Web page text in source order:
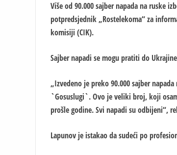
Više od 90.000 sajber napada na ruske
potpredsjednik „Rostelekoma“ za
komisiji (CIK).
Sajber napadi se mogu pratiti do
„Izvedeno je preko 90.000 sajber
`Gosuslugi`. Ovo je veliki broj, koji
prošle godine. Svi napadi su odbijeni“,
Lapunov je istakao da sudeći po